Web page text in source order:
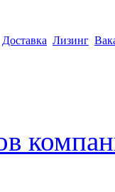
Доставка Лизинг